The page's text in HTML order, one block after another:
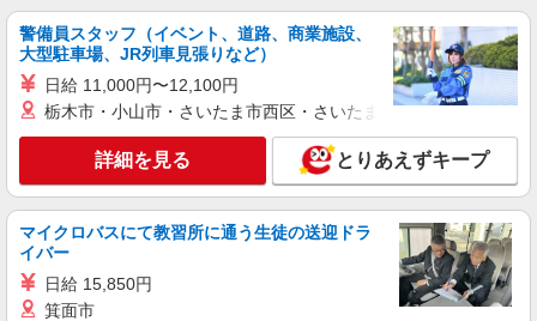
通費全支給(ガソリン代含む)＞
箕面市彩都粟生南≪最寄り駅：彩都西≫
キープ 詳細を見る
株式会社kotrio /●KT-H-1955515
茨木市駅｜未経験でも簡単！障がい者デイで軽
作業サポート＆ケア
時給1600円〜2250円 ＜日払い有/週払い有/交
茨木市双葉町 ≪最寄：茨木市駅≫
警備員スタッフ（イベント、道路、商業施設、
大型駐車場、JR列車見張りなど）
日給 11,000円〜12,100円
栃木市・小山市・さいたま市西区・さいたま市岩槻区・久喜市・
詳細を見る とりあえずキープ
マイクロバスにて教習所に通う生徒の送迎ドラ
イバー
日給 15,850円
箕面市